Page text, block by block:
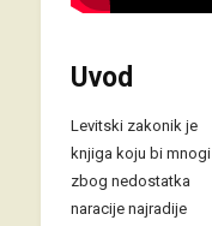
Uvod
Levitski zakonik je
knjiga koju bi mnogi
zbog nedostatka
naracije najradije